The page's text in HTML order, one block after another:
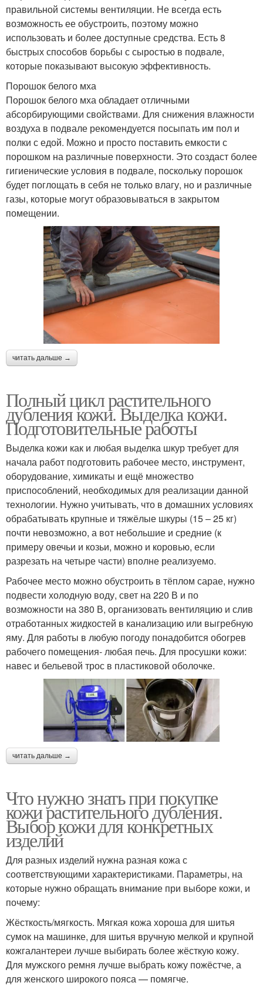
правильной системы вентиляции. Не всегда есть
возможность ее обустроить, поэтому можно
использовать и более доступные средства. Есть 8
быстрых способов борьбы с сыростью в подвале,
которые показывают высокую эффективность.
Порошок белого мха
Порошок белого мха обладает отличными
абсорбирующими свойствами. Для снижения влажности
воздуха в подвале рекомендуется посыпать им пол и
полки с едой. Можно и просто поставить емкости с
порошком на различные поверхности. Это создаст более
гигиенические условия в подвале, поскольку порошок
будет поглощать в себя не только влагу, но и различные
газы, которые могут образовываться в закрытом
помещении.
читать дальше →
Полный цикл растительного
дубления кожи. Выделка кожи.
Подготовительные работы
Выделка кожи как и любая выделка шкур требует для
начала работ подготовить рабочее место, инструмент,
оборудование, химикаты и ещё множество
приспособлений, необходимых для реализации данной
технологии. Нужно учитывать, что в домашних условиях
обрабатывать крупные и тяжёлые шкуры (15 – 25 кг)
почти невозможно, а вот небольшие и средние (к
примеру овечьи и козьи, можно и коровью, если
разрезать на четыре части) вполне реализуемо.
Рабочее место можно обустроить в тёплом сарае, нужно
подвести холодную воду, свет на 220 В и по
возможности на 380 В, организовать вентиляцию и слив
отработанных жидкостей в канализацию или выгребную
яму. Для работы в любую погоду понадобится обогрев
рабочего помещения- любая печь. Для просушки кожи:
навес и бельевой трос в пластиковой оболочке.
читать дальше →
Что нужно знать при покупке
кожи растительного дубления.
Выбор кожи для конкретных
изделий
Для разных изделий нужна разная кожа с
соответствующими характеристиками. Параметры, на
которые нужно обращать внимание при выборе кожи, и
почему:
Жёсткость/мягкость. Мягкая кожа хороша для шитья
сумок на машинке, для шитья вручную мелкой и крупной
кожгалантереи лучше выбирать более жёсткую кожу.
Для мужского ремня лучше выбрать кожу пожёстче, а
для женского широкого пояса — помягче.